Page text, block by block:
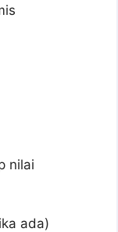
nilai
ada)